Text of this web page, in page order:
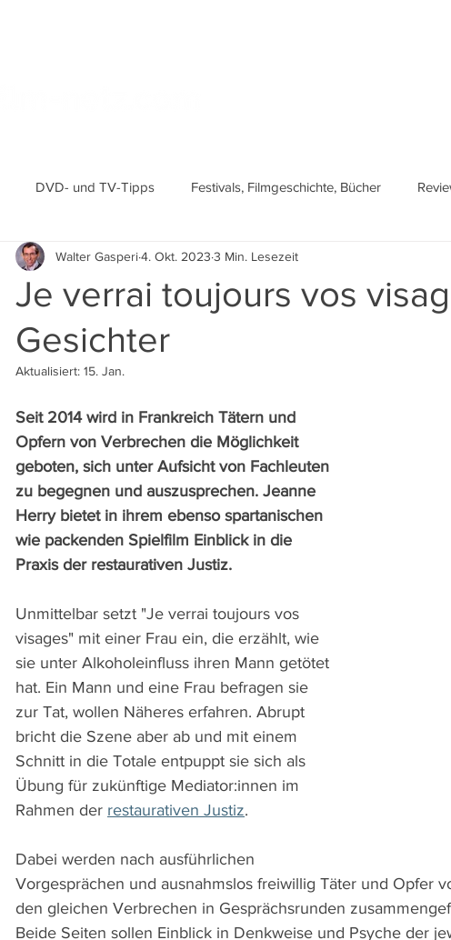
DVD- und TV-Tipps Festivals, Filmgeschichte, Bücher
Je verrai toujours vos
Gesichter
Walter Gasperi4. Okt. 2023 3 Min. Lesezeit
Aktualisiert: 15. Jan.
Seit 2014 wird in Frankreich Tätern und
Opfern von Verbrechen die Möglichkeit
geboten, sich unter Aufsicht von Fachleuten
zu begegnen und auszusprechen. Jeanne
Herry bietet in ihrem ebenso spartanischen
wie packenden Spielfilm Einblick in die
Praxis der restaurativen Justiz.
Unmittelbar setzt "Je verrai toujours vos
visages" mit einer Frau ein, die erzählt, wie
sie unter Alkoholeinfluss ihren Mann getötet
hat. Ein Mann und eine Frau befragen sie
zur Tat, wollen Näheres erfahren. Abrupt
bricht die Szene aber ab und mit einem
Schnitt in die Totale entpuppt sie sich als
Übung für zukünftige Mediator:innen im
Rahmen der restaurativen Justiz.
Dabei werden nach ausführlichen
Vorgesprächen und ausnahmslos freiwillig Täter und Opfer
den gleichen Verbrechen in Gesprächsrunden
Beide Seiten sollen Einblick in Denkweise und Psyche der